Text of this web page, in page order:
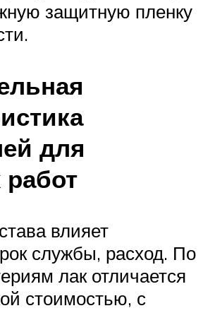
защитную пленку
для
влияет
службы, расход. По
лак отличается
стоимостью, с